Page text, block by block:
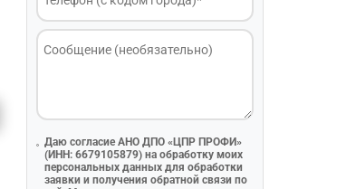
Даю согласие АНО ДПО «ЦПР ПРОФИ»
(ИНН: 6679105879) на обработку моих
персональных данных для обработки
заявки и получения обратной связи по